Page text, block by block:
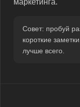
маркетинга.
Совет: пробуй
короткие
лучше всего.